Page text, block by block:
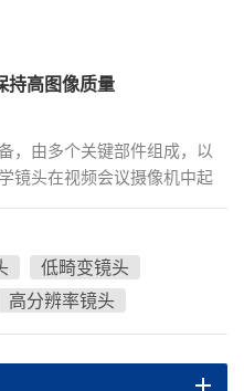
持高图像质量
，由多个关键部件组成，以
镜头在视频会议摄像机中起
头市场面临许多挑战，包括
统的兼容性、成本有效
、快速适应不同的会议室环
，以及确保在多用户场景中
推出两种新的视频会议镜头
3556P 1.高分辨率成像镜头：
率成像，即使在远程会议中也
低畸变镜头
高分辨率镜头